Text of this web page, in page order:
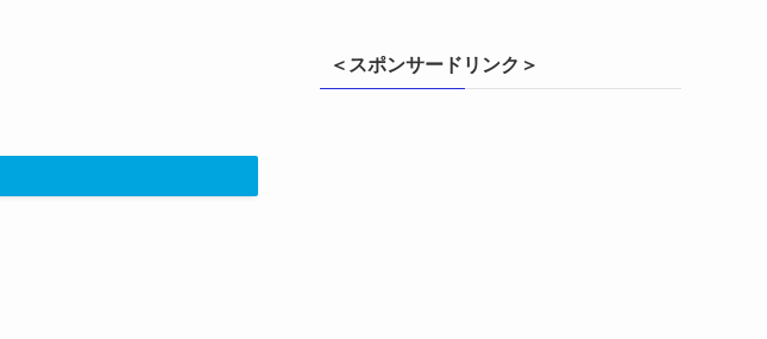
＜スポンサードリンク＞